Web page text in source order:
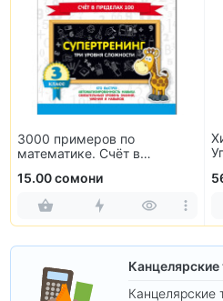
3000 примеров по
математике. Счёт в
15.00 сомони
Канцелярские